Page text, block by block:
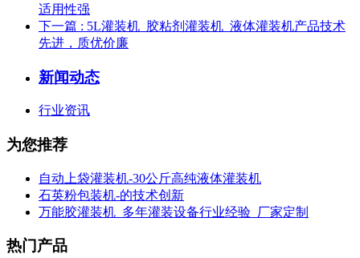
适用性强
下一篇 : 5L灌装机_胶粘剂灌装机_液体灌装机产品技术
先进，质优价廉
新闻动态
行业资讯
为您推荐
自动上袋灌装机-30公斤高纯液体灌装机
石英粉包装机-的技术创新
万能胶灌装机_多年灌装设备行业经验_厂家定制
热门产品